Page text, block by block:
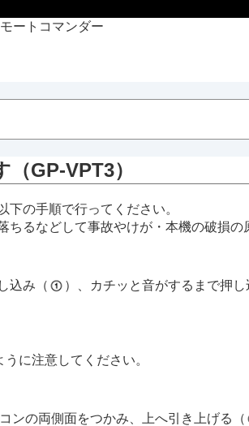
ートコマンダー
す（GP-VPT3）
）
）
GP-VPT3）
の手順で行ってください。
るなどして事故やけが・本機の破損の
込み（ ）、カチッと音がするまで押し
に注意してください。
ンの両側面をつかみ、上へ引き上げる（